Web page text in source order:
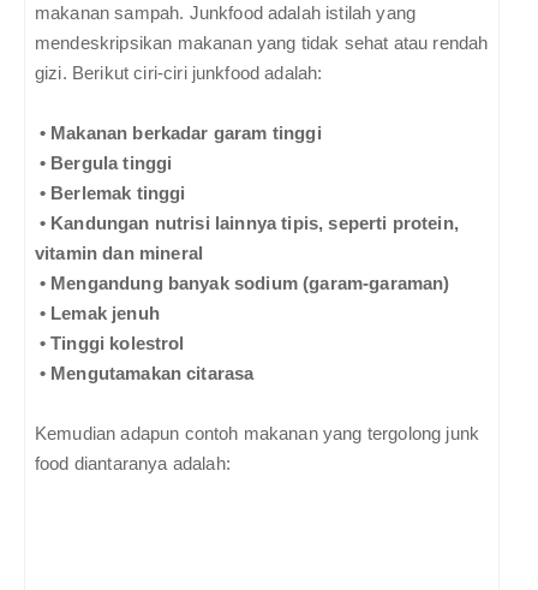
makanan sampah. Junkfood adalah istilah yang
mendeskripsikan makanan yang tidak sehat atau rendah
gizi. Berikut ciri-ciri junkfood adalah:
• Makanan berkadar garam tinggi
• Bergula tinggi
• Berlemak tinggi
• Kandungan nutrisi lainnya tipis, seperti protein,
vitamin dan mineral
• Mengandung banyak sodium (garam-garaman)
• Lemak jenuh
• Tinggi kolestrol
• Mengutamakan citarasa
Kemudian adapun contoh makanan yang tergolong junk
food diantaranya adalah: